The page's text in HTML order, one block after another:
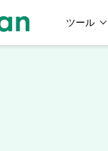
ツール